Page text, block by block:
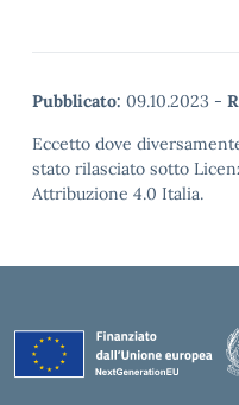
Pubblicato: 09.10.2023 -
Eccetto dove
stato rilasciato sotto
Attribuzione 4.0 Italia.